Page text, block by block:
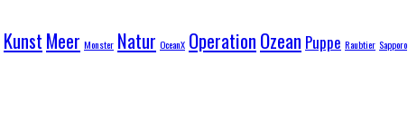
KunstMeer Monster Natur OceanX OperationOzean Puppe Raubtier Sapporo